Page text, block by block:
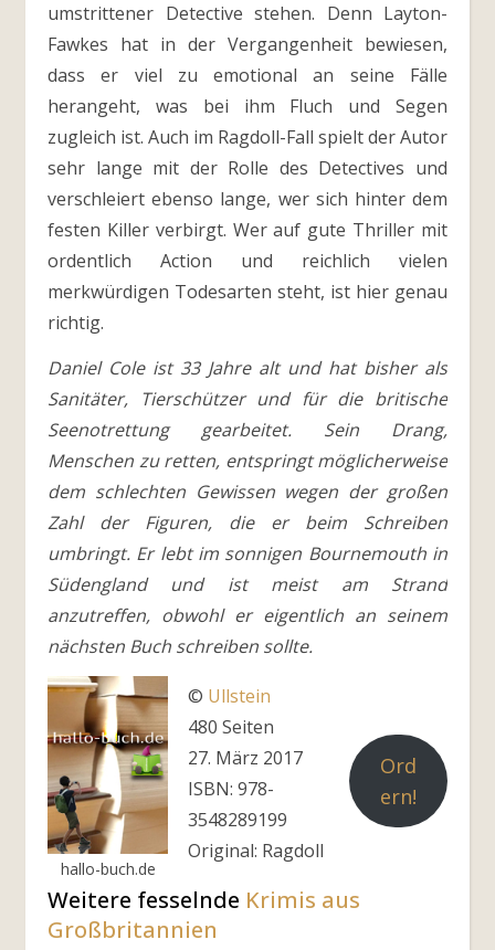
umstrittener Detective stehen. Denn Layton-
Fawkes hat in der Vergangenheit bewiesen,
dass er viel zu emotional an seine Fälle
herangeht, was bei ihm Fluch und Segen
zugleich ist. Auch im Ragdoll-Fall spielt der Autor
sehr lange mit der Rolle des Detectives und
verschleiert ebenso lange, wer sich hinter dem
festen Killer verbirgt. Wer auf gute Thriller mit
ordentlich Action und reichlich vielen
merkwürdigen Todesarten steht, ist hier genau
richtig.
Daniel Cole ist 33 Jahre alt und hat bisher als
Sanitäter, Tierschützer und für die britische
Seenotrettung gearbeitet. Sein Drang,
Menschen zu retten, entspringt möglicherweise
dem schlechten Gewissen wegen der großen
Zahl der Figuren, die er beim Schreiben
umbringt. Er lebt im sonnigen Bournemouth in
Südengland und ist meist am Strand
anzutreffen, obwohl er eigentlich an seinem
nächsten Buch schreiben sollte.
hallo-buch.de
© Ullstein
480 Seiten
27. März 2017
ISBN: 978-
3548289199
Original: Ragdoll
Ord
ern!
Weitere fesselnde Krimis aus
Großbritannien